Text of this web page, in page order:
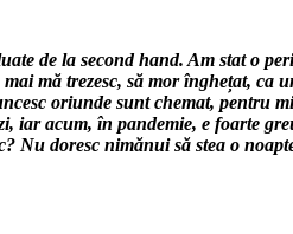
de la second hand. Am stat o
mă trezesc, să mor înghețat, ca
oriunde sunt chemat, pentru
iar acum, în pandemie, e foarte
Nu doresc nimănui să stea o